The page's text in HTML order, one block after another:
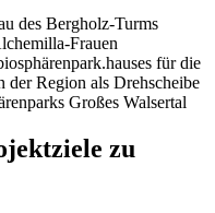
des Bergholz-Turms
Frauen
für die
Region als Drehscheibe
Großes Walsertal
zu